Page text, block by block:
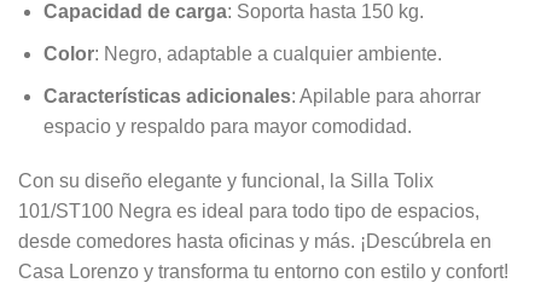
Capacidad de carga: Soporta hasta 150 kg.
Color: Negro, adaptable a cualquier ambiente.
Características adicionales: Apilable para ahorrar
espacio y respaldo para mayor comodidad.
Con su diseño elegante y funcional, la Silla Tolix
101/ST100 Negra es ideal para todo tipo de espacios,
desde comedores hasta oficinas y más. ¡Descúbrela en
Casa Lorenzo y transforma tu entorno con estilo y confort!